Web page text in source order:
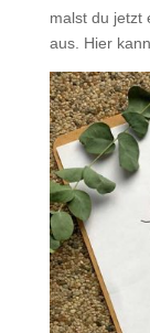
malst du jetzt
aus. Hier